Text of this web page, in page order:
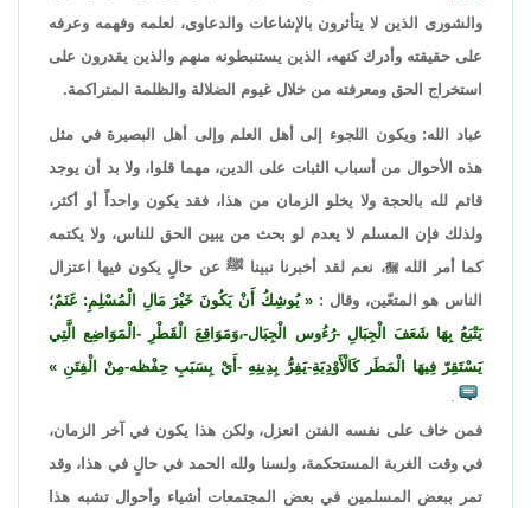
والشورى الذين لا يتأثرون بالإشاعات والدعاوى، لعلمه وفهمه وعرفه
على حقيقته وأدرك كنهه، الذين يستنبطونه منهم والذين يقدرون على
استخراج الحق ومعرفته من خلال غيوم الضلالة والظلمة المتراكمة.
عباد الله: ويكون اللجوء إلى أهل العلم وإلى أهل البصيرة في مثل
هذه الأحوال من أسباب الثبات على الدين، مهما قلوا، ولا بد أن يوجد
قائم لله بالحجة ولا يخلو الزمان من هذا، فقد يكون واحداً أو أكثر،
ولذلك فإن المسلم لا يعدم لو بحث من يبين الحق للناس، ولا يكتمه
كما أمر الله، نعم لقد أخبرنا نبينا ﷺ عن حالٍ يكون فيها اعتزال
الناس هو المتعّين، وقال :
يُوشِكُ أَنْ يَكُونَ خَيْرَ مَالِ الْمُسْلِمِ: غَنَمٌ؛
يَتْبَعُ بِهَا شَعَفَ الْجِبَالِ -رُءُوس الْجِبَال-،وَمَوَاقِعَ الْقَطْرِ -الْمَوَاضِع الَّتِي
يَسْتَقِرّ فِيهَا الْمَطَر كَالْأَوْدِيَةِ-يَفِرُّ بِدِينِهِ -أَيْ بِسَبَبِ حِفْظه-مِنْ الْفِتَنِ
فمن خاف على نفسه الفتن انعزل، ولكن هذا يكون في آخر الزمان،
في وقت الغربة المستحكمة، ولسنا ولله الحمد في حالٍ في هذا، وقد
تمر ببعض المسلمين في بعض المجتمعات أشياء وأحوال تشبه هذا